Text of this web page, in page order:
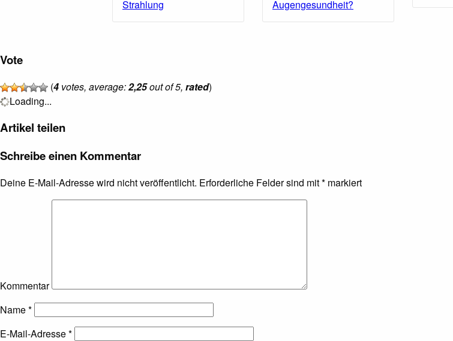
Strahlung
Augengesundheit?
Vote
(4 votes, average:2,25out of 5, rated)
Loading...
Artikel teilen
Schreibe einen Kommentar
Deine E-Mail-Adresse wird nicht veröffentlicht. Erforderliche Felder sind mit* markiert
Kommentar
Name*
E-Mail-Adresse*